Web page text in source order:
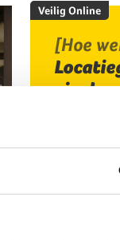
Veilig Online
[Hoe
via de